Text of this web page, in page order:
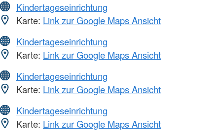
Kindertageseinrichtung
Karte: Link zur Google Maps Ansicht
Kindertageseinrichtung
Karte: Link zur Google Maps Ansicht
Kindertageseinrichtung
Karte: Link zur Google Maps Ansicht
Kindertageseinrichtung
Karte: Link zur Google Maps Ansicht